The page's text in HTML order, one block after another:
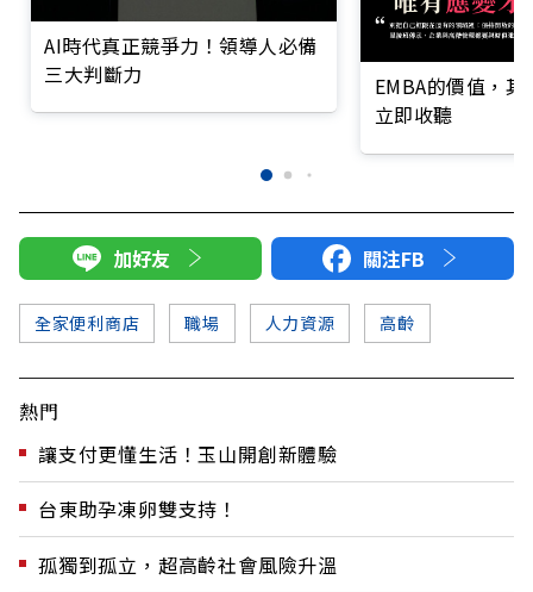
AI時代真正競爭力！領導人必備
三大判斷力
EMBA的價值，
立即收聽
加好友 關注FB
全家便利商店 職場 人力資源 高齡
熱門
讓支付更懂生活！玉山開創新體驗
台東助孕凍卵雙支持！
孤獨到孤立，超高齡社會風險升溫